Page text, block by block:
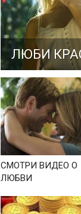
ЛЮБИ
СМОТРИ ВИДЕО О
ЛЮБВИ